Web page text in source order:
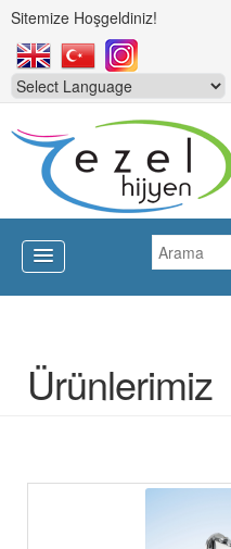
Sitemize Hoşgeldiniz!
Ürünlerimiz